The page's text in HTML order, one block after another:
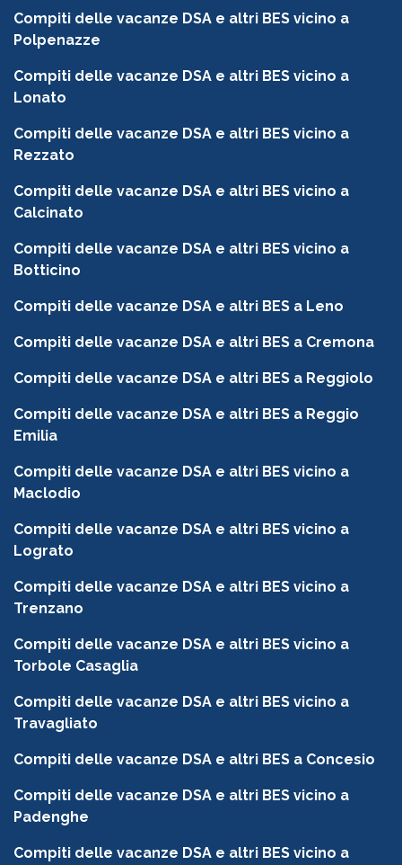
Compiti delle vacanze DSA e altri BES vicino a
Polpenazze
Compiti delle vacanze DSA e altri BES vicino a
Lonato
Compiti delle vacanze DSA e altri BES vicino a
Rezzato
Compiti delle vacanze DSA e altri BES vicino a
Calcinato
Compiti delle vacanze DSA e altri BES vicino a
Botticino
Compiti delle vacanze DSA e altri BES a Leno
Compiti delle vacanze DSA e altri BES a Cremona
Compiti delle vacanze DSA e altri BES a Reggiolo
Compiti delle vacanze DSA e altri BES a Reggio
Emilia
Compiti delle vacanze DSA e altri BES vicino a
Maclodio
Compiti delle vacanze DSA e altri BES vicino a
Lograto
Compiti delle vacanze DSA e altri BES vicino a
Trenzano
Compiti delle vacanze DSA e altri BES vicino a
Torbole Casaglia
Compiti delle vacanze DSA e altri BES vicino a
Travagliato
Compiti delle vacanze DSA e altri BES a Concesio
Compiti delle vacanze DSA e altri BES vicino a
Padenghe
Compiti delle vacanze DSA e altri BES vicino a